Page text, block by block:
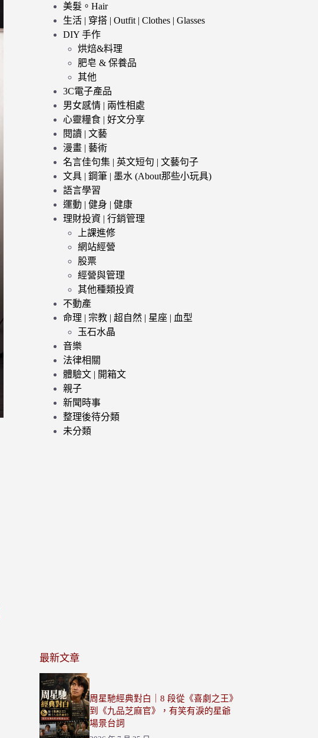
美髮。Hair
生活 | 穿搭 | Outfit | Clothes | Glasses
DIY 手作
烘焙&料理
肥皂 & 保養品
其他
3C電子產品
男女感情 | 兩性相處
心靈糧食 | 好文分享
閱讀 | 文藝
漫畫 | 藝術
名言佳句集 | 英文短句 | 文藝句子
文具 | 鋼筆 | 墨水 (About那些小玩具)
語言學習
運動 | 健身 | 健康
理財投資 | 行銷管理
上課進修
網站經營
股票
經營與管理
其他種類投資
不動產
命理 | 宗教 | 超自然 | 星座 | 血型
玉石水晶
音樂
法律相關
體驗文 | 開箱文
親子
新聞時事
整理後待分類
未分類
最新文章
周星馳經典對白｜8 段從《喜劇之王》
到《九品芝麻官》，有笑有淚的星爺
場景台詞